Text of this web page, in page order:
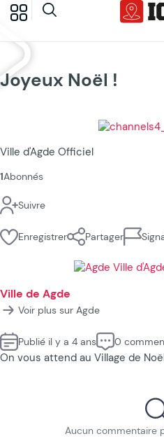
Joyeux Noël !
Ville d'Agde Officiel
1Abonnés
Suivre
Enregistrer Partager
Ville de Agde
Voir plus sur Agde
Publié il y a 4 ans 0
On vous attend au Village de
Aucun commentaire